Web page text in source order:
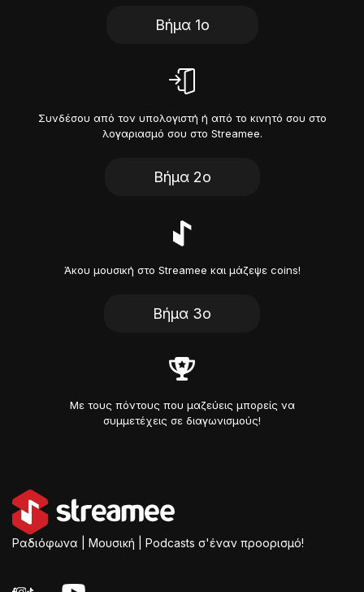
Βήμα 1ο
Συνδέσου από τον υπολογιστή ή από το κινητό σου στο
λογαριασμό σου στο Streamee.
Βήμα 2ο
Άκου μουσική στο Streamee και μάζεψε coins!
Βήμα 3ο
Με τους πόντους που μαζεύεις μπορείς να
συμμετέχεις σε διαγωνισμούς!
Ραδιόφωνα | Μουσική | Podcasts σ'έναν προορισμό!